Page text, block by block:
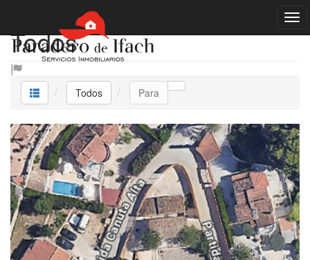
Todos
Todos Para